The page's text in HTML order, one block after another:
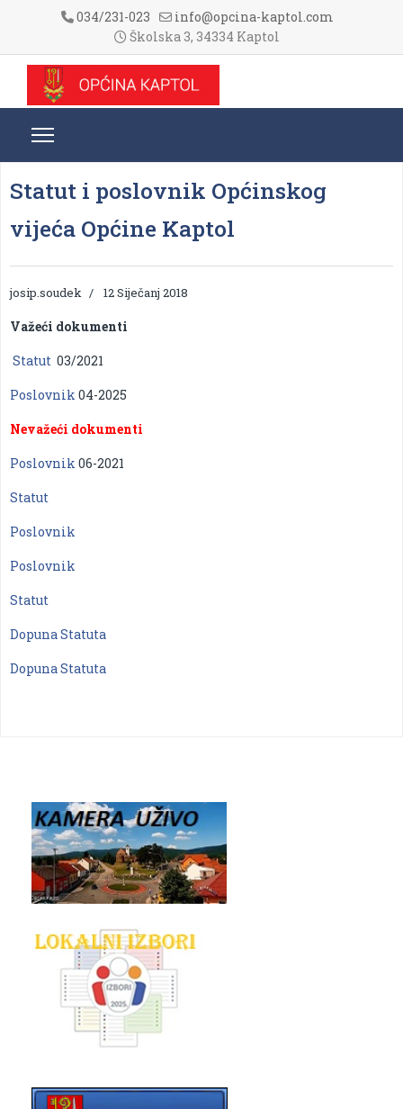
034/231-023
info@opcina-kaptol.com
Školska 3, 34334 Kaptol
Statut i poslovnik Općinskog
vijeća Općine Kaptol
josip.soudek 12 Siječanj 2018
Važeći dokumenti
Statut 03/2021
Poslovnik 04-2025
Nevažeći dokumenti
Poslovnik 06-2021
Statut
Poslovnik
Poslovnik
Statut
Dopuna Statuta
Dopuna Statuta